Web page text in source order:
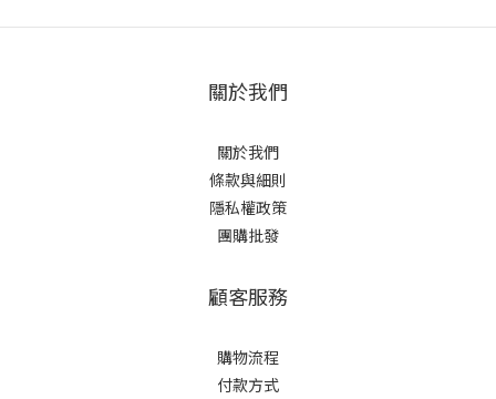
關於我們
關於我們
條款與細則
隱私權政策
團購批發
顧客服務
購物流程
付款方式